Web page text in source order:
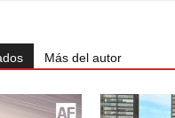
Más del autor